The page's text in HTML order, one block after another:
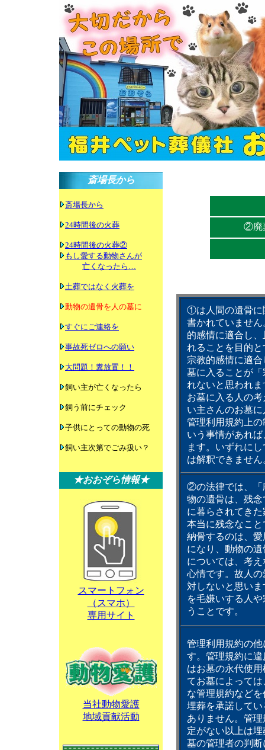
斎場長から
斎場長から
24時間後の火葬
24時間後の火葬②
もし愛する動物さんが
亡くなったら…
土葬ではなく火葬を
動物の遺骨を人の墓に
すぐにご連絡を
事故死ゼロへの願い
大問題！糞放置！！
飼い主が亡くなったら
飼う前にチェック
子供にとっての動物の死
飼い主次第でごみ扱い？
★おおぞら情報★
スマートフォン
（スマホ）
専用サイト
当社動物愛護
地域貢献活動
②廃
①は人間の遺骨に
書かれていませ
的感情に適合し
れることを目的
宗教的感情に適
墓に入ることが
れないと思われ
お墓に入る人の
い主さんのお墓
管理利用規約上
いう事情があれ
ます。いずれに
は解釈できません
②の法律では、「
物の遺骨は、残
に暮らされてき
本当に残念なこ
納骨するのは、
になり、動物の
については、考
心情です。故人
対しないと思い
を毛嫌いする人
うことです。
管理利用規約の
す。管理規約に
はお墓の永代使
てお墓によって
な管理規約など
埋葬を承諾して
ありません。管
定がない以上は
墓の管理者の判